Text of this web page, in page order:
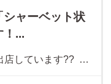
ャーベット状
！...
店しています?? …